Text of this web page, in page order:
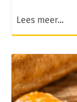
Lees meer...